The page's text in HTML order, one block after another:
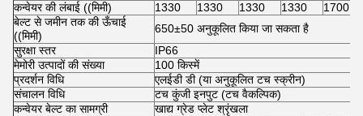
कन्वेयर की लंबाई ((मिमी)
1330 1330 1330 1330
1700
बेल्ट से जमीन तक की ऊँचाई
((मिमी)
650±50 अनुकूलित किया जा सकता है
सुरक्षा स्तर
IP66
मेमोरी उत्पादों की संख्या
100 किस्में
प्रदर्शन विधि
एलईडी डी (या अनुकूलित टच स्क्रीन)
संचालन विधि
टच कुंजी इनपुट (टच वैकल्पिक)
कन्वेयर बेल्ट का सामग्री
खाद्य ग्रेड प्लेट श्रृंखला